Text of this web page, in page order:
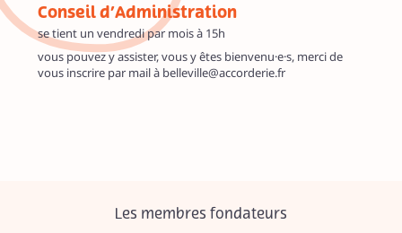
Conseil d’Administration
se tient un vendredi par mois à 15h
vous pouvez y assister, vous y êtes bienvenu·e·s, merci de
vous inscrire par mail à belleville@accorderie.fr
Les membres fondateurs